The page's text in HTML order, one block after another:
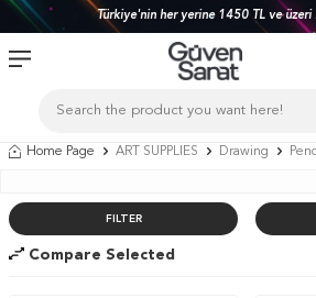
Türkiye'nin her yerine 1450 TL ve
Home Page ART SUPPLIES Drawing
FILTER
Compare Selected